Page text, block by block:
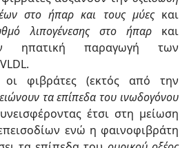
στο ήπαρ και τους μύεςκαι
λιπογένεσης στο ήπαρ και
ηπατική παραγωγή των
οι φιβράτες (εκτός από την
τα επίπεδα του ινωδογόνου
έτσι στη μείωση
ενώ η φαινοφιβράτη